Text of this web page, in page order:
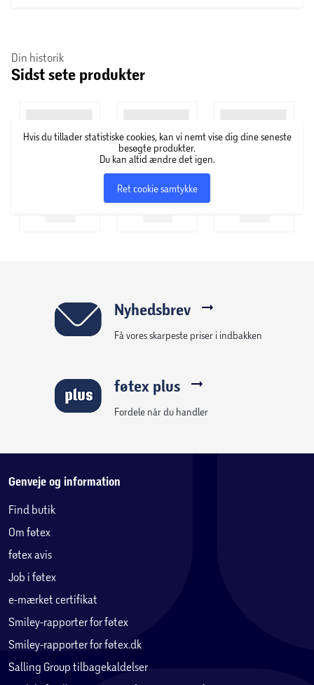
Din historik
Sidst sete produkter
Hvis du tillader statistiske cookies, kan vi nemt vise dig dine seneste
besøgte produkter.
Du kan altid ændre det igen.
Ret cookie samtykke
Nyhedsbrev
Få vores skarpeste priser i indbakken
føtex plus
Fordele når du handler
Genveje og information
Find butik
Om føtex
føtex avis
Job i føtex
e-mærket certifikat
Smiley-rapporter for føtex
Smiley-rapporter for føtex.dk
Salling Group tilbagekaldelser